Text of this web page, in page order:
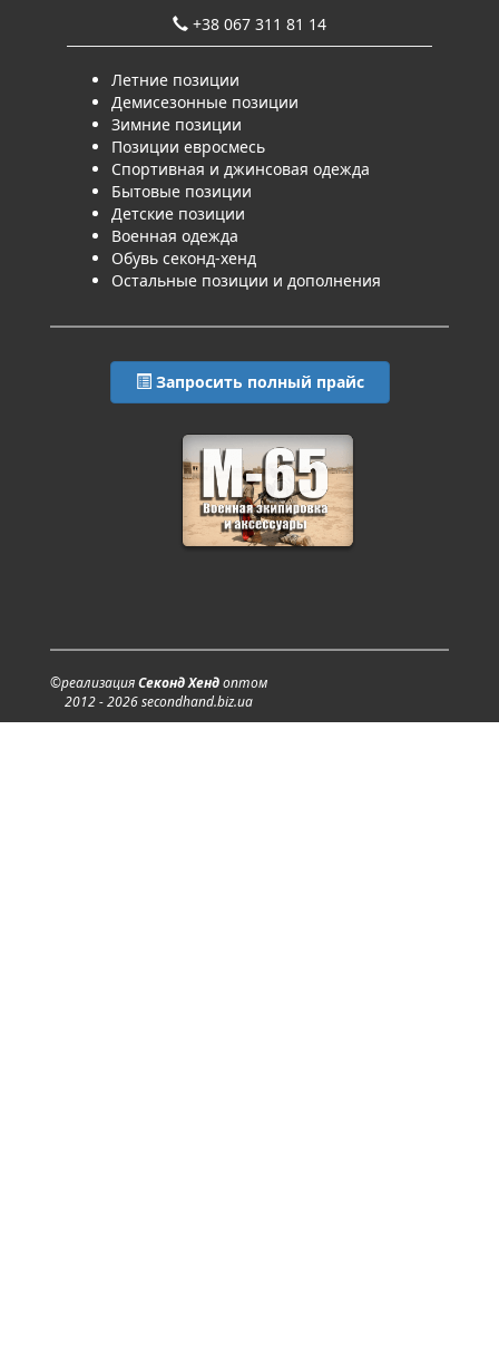
+38 067 311 81 14
Летние позиции
Демисезонные позиции
Зимние позиции
Позиции евросмесь
Спортивная и джинсовая одежда
Бытовые позиции
Детские позиции
Военная одежда
Обувь секонд-хенд
Остальные позиции и дополнения
Запросить полный прайс
©реализацияСеконд Хендоптом
2012 - 2026 secondhand.biz.ua